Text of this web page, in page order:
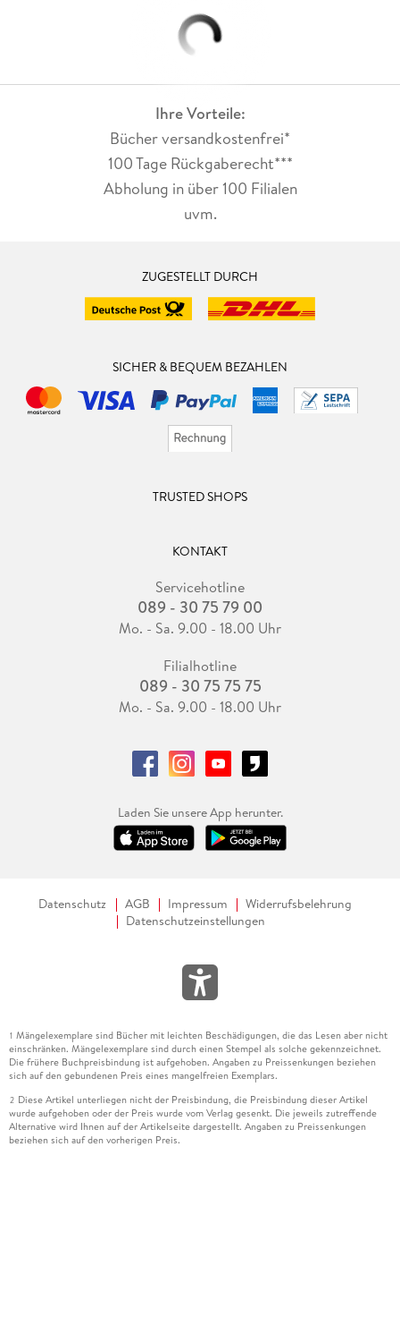
Ihre Vorteile:
Bücher versandkostenfrei*
100 Tage Rückgaberecht***
Abholung in über 100 Filialen
uvm.
ZUGESTELLT DURCH
SICHER & BEQUEM BEZAHLEN
TRUSTED SHOPS
KONTAKT
Servicehotline
089 - 30 75 79 00
Mo. - Sa. 9.00 - 18.00 Uhr
Filialhotline
089 - 30 75 75 75
Mo. - Sa. 9.00 - 18.00 Uhr
Laden Sie unsere App herunter.
Datenschutz AGB Impressum
Widerrufsbelehrung
Datenschutzeinstellungen
1 Mängelexemplare sind Bücher mit leichten Beschädigungen, die das Lesen aber nicht
einschränken. Mängelexemplare sind durch einen Stempel als solche gekennzeichnet.
Die frühere Buchpreisbindung ist aufgehoben. Angaben zu Preissenkungen beziehen
sich auf den gebundenen Preis eines mangelfreien Exemplars.
2 Diese Artikel unterliegen nicht der Preisbindung, die Preisbindung dieser Artikel
wurde aufgehoben oder der Preis wurde vom Verlag gesenkt. Die jeweils zutreffende
Alternative wird Ihnen auf der Artikelseite dargestellt. Angaben zu Preissenkungen
beziehen sich auf den vorherigen Preis.